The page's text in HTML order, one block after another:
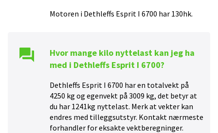
Motoren i Dethleffs Esprit I 6700 har 130hk.
Hvor mange kilo nyttelast kan jeg ha
med i Dethleffs Esprit I 6700?
Dethleffs Esprit I 6700 har en totalvekt på
4250 kg og egenvekt på 3009 kg, det betyr at
du har 1241kg nyttelast. Merk at vekter kan
endres med tilleggsutstyr. Kontakt nærmeste
forhandler for eksakte vektberegninger.